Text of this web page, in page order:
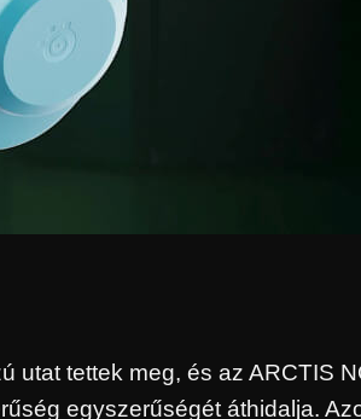
utat tettek meg, és az ARCTIS
egyszerűségét áthidalja.